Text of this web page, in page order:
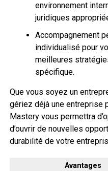
environnement
juridiques
Accompagnement
individualisé pour
meilleures
spécifique.
Que vous soyez un
gériez déjà une entreprise
Mastery vous permettra
d’ouvrir de nouvelles
durabilité de votre
Avantages